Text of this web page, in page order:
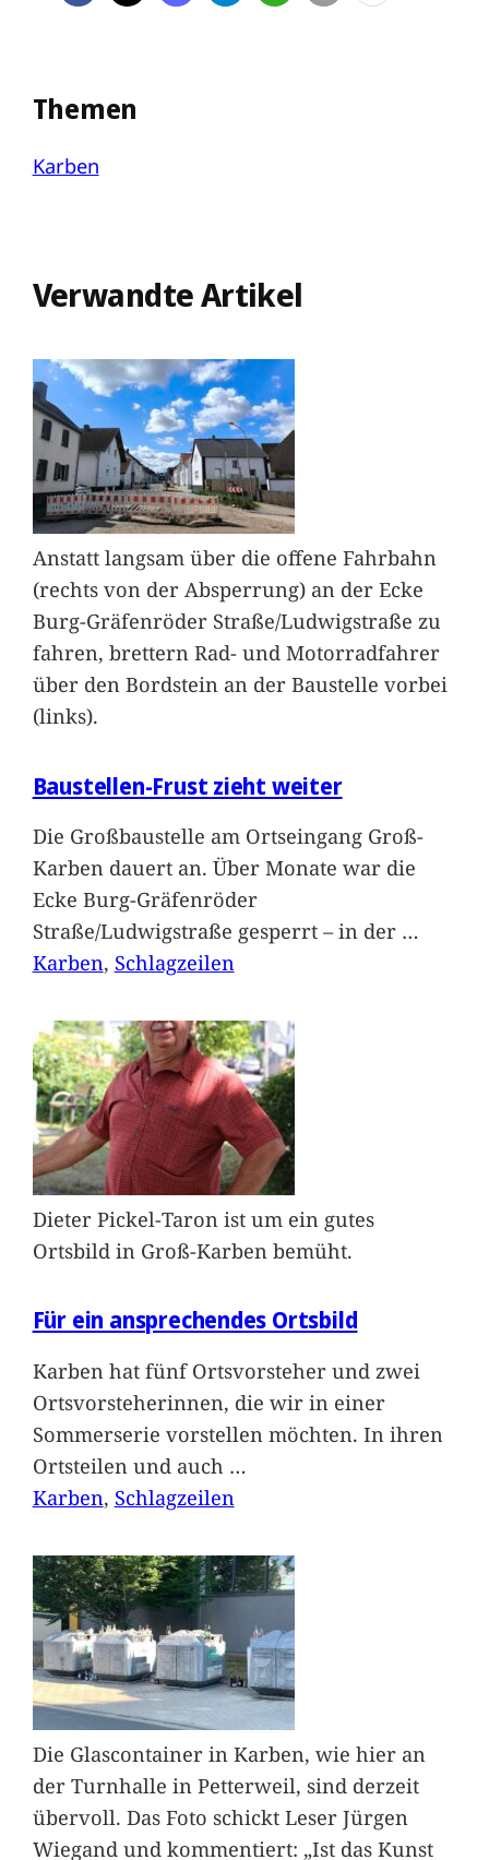
Themen
Karben
Verwandte Artikel
Anstatt langsam über die offene Fahrbahn
(rechts von der Absperrung) an der Ecke
Burg-Gräfenröder Straße/Ludwigstraße zu
fahren, brettern Rad- und Motorradfahrer
über den Bordstein an der Baustelle vorbei
(links).
Baustellen-Frust zieht weiter
Die Großbaustelle am Ortseingang Groß-
Karben dauert an. Über Monate war die
Ecke Burg-Gräfenröder
Straße/Ludwigstraße gesperrt – in der …
Karben, Schlagzeilen
Dieter Pickel-Taron ist um ein gutes
Ortsbild in Groß-Karben bemüht.
Für ein ansprechendes Ortsbild
Karben hat fünf Ortsvorsteher und zwei
Ortsvorsteherinnen, die wir in einer
Sommerserie vorstellen möchten. In ihren
Ortsteilen und auch …
Karben, Schlagzeilen
Die Glascontainer in Karben, wie hier an
der Turnhalle in Petterweil, sind derzeit
übervoll. Das Foto schickt Leser Jürgen
Wiegand und kommentiert: „Ist das Kunst